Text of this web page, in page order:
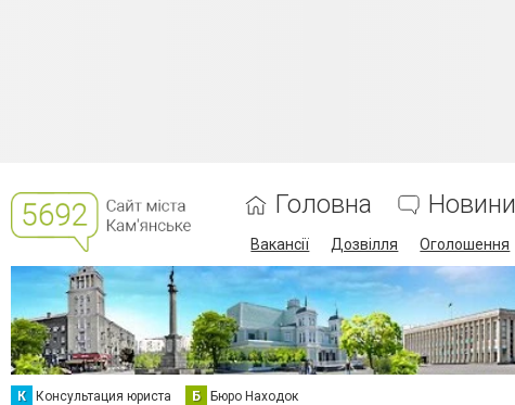
Головна Новини
Вакансії Дозвілля Оголошення
К Консультация юриста Б Бюро Находок